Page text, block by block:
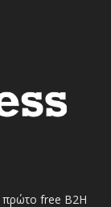
πρώτο free Β2Η